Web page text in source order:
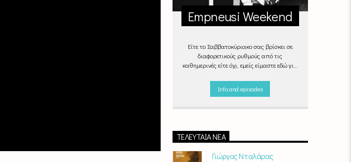
Empneusi Weekend
Είτε το Σαββατοκύριακο σας βρίσκει σε
διαφορετικούς ρυθμούς από τις
καθημερινές είτε όχι, εμείς είμαστε εδώ για
μέρες της εβδομάδας, δημιουργώντας μία
μελωδική συνήθεια για ό,τι κι αν κάνετε.
Info and episodes
ΤΕΛΕΥΤΑΊΑ ΝΈΑ
Γιώργος Νταλάρας